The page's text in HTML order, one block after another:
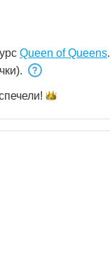
Queen of Queens.